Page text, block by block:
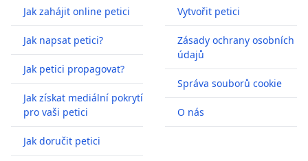
Jak zahájit online petici
Jak napsat petici?
Jak petici propagovat?
Jak získat mediální pokrytí
pro vaši petici
Jak doručit petici
Vytvořit petici
Zásady ochrany osobních
údajů
Správa souborů cookie
O nás